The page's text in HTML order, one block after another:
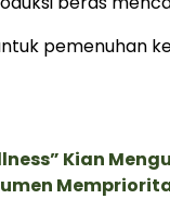
pemenuhan
Kian